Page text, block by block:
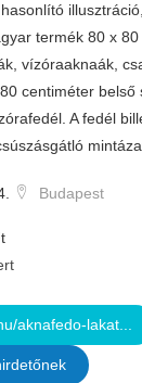
termék 80 x
vízóraaknaák,
centiméter
A fedél
Budapest
aknafedo-lakat...